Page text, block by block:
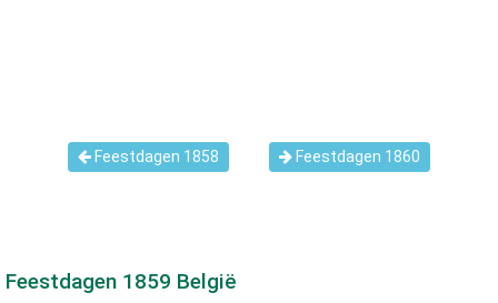
Feestdagen 1858 Feestdagen 1860
Feestdagen 1859 België